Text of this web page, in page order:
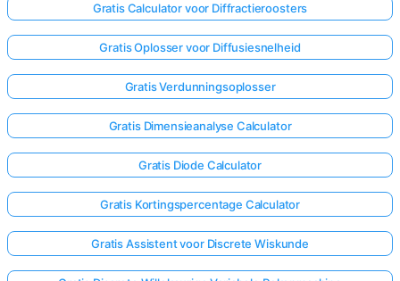
hier
in!
Gratis Calculator voor Diffractieroosters
Gratis Oplosser voor Diffusiesnelheid
Gratis Verdunningsoplosser
Gratis Dimensieanalyse Calculator
Gratis Diode Calculator
Gratis Kortingspercentage Calculator
Gratis Assistent voor Discrete Wiskunde